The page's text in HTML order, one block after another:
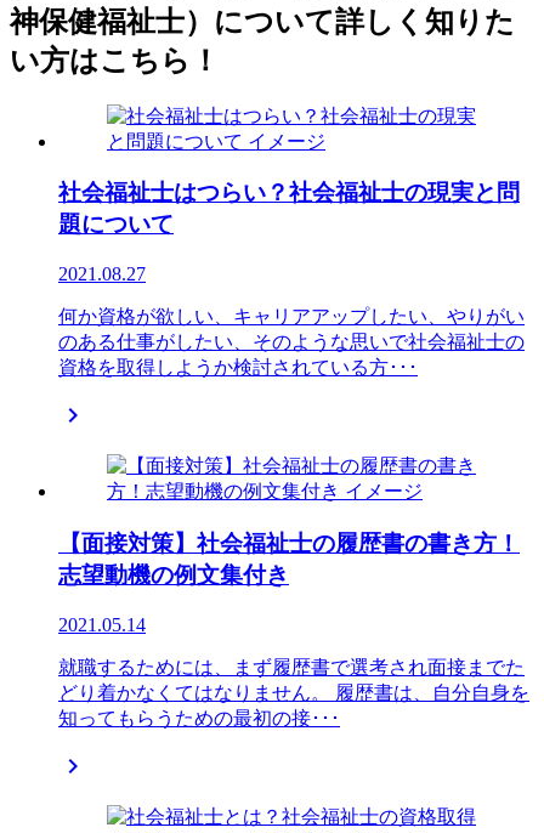
神保健福祉士）について詳しく知りた
い方はこちら！
社会福祉士はつらい？社会福祉士の現実と問
題について
2021.08.27
何か資格が欲しい、キャリアアップしたい、やりがい
のある仕事がしたい、そのような思いで社会福祉士の
資格を取得しようか検討されている方･･･

【面接対策】社会福祉士の履歴書の書き方！
志望動機の例文集付き
2021.05.14
就職するためには、まず履歴書で選考され面接までた
どり着かなくてはなりません。 履歴書は、自分自身を
知ってもらうための最初の接･･･
